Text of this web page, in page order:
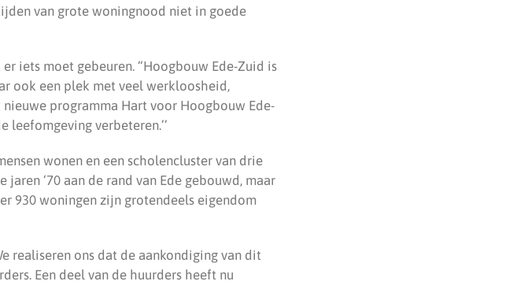
van grote woningnood niet in goede
iets moet gebeuren. “Hoogbouw Ede-Zuid is
ook een plek met veel werkloosheid,
programma Hart voor Hoogbouw Ede-
verbeteren.’’
wonen en een scholencluster van drie
‘70 aan de rand van Ede gebouwd, maar
930 woningen zijn grotendeels eigendom
realiseren ons dat de aankondiging van dit
Een deel van de huurders heeft nu